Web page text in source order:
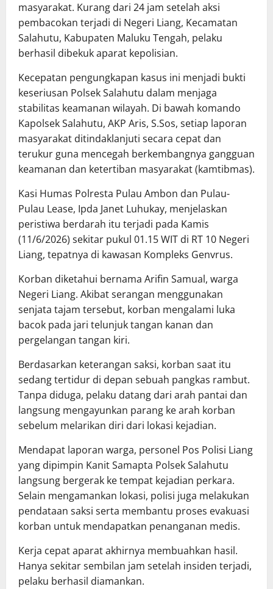
masyarakat. Kurang dari 24 jam setelah aksi
pembacokan terjadi di Negeri Liang, Kecamatan
Salahutu, Kabupaten Maluku Tengah, pelaku
berhasil dibekuk aparat kepolisian.
Kecepatan pengungkapan kasus ini menjadi bukti
keseriusan Polsek Salahutu dalam menjaga
stabilitas keamanan wilayah. Di bawah komando
Kapolsek Salahutu, AKP Aris, S.Sos, setiap laporan
masyarakat ditindaklanjuti secara cepat dan
terukur guna mencegah berkembangnya gangguan
keamanan dan ketertiban masyarakat (kamtibmas).
Kasi Humas Polresta Pulau Ambon dan Pulau-
Pulau Lease, Ipda Janet Luhukay, menjelaskan
peristiwa berdarah itu terjadi pada Kamis
(11/6/2026) sekitar pukul 01.15 WIT di RT 10 Negeri
Liang, tepatnya di kawasan Kompleks Genvrus.
Korban diketahui bernama Arifin Samual, warga
Negeri Liang. Akibat serangan menggunakan
senjata tajam tersebut, korban mengalami luka
bacok pada jari telunjuk tangan kanan dan
pergelangan tangan kiri.
Berdasarkan keterangan saksi, korban saat itu
sedang tertidur di depan sebuah pangkas rambut.
Tanpa diduga, pelaku datang dari arah pantai dan
langsung mengayunkan parang ke arah korban
sebelum melarikan diri dari lokasi kejadian.
Mendapat laporan warga, personel Pos Polisi Liang
yang dipimpin Kanit Samapta Polsek Salahutu
langsung bergerak ke tempat kejadian perkara.
Selain mengamankan lokasi, polisi juga melakukan
pendataan saksi serta membantu proses evakuasi
korban untuk mendapatkan penanganan medis.
Kerja cepat aparat akhirnya membuahkan hasil.
Hanya sekitar sembilan jam setelah insiden terjadi,
pelaku berhasil diamankan.